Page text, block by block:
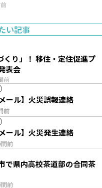
い記事
前
くり」！ 移住・定住促進プ
表会
前
ール】火災誤報連絡
前
ール】火災発生連絡
前
で県内高校茶道部の合同茶